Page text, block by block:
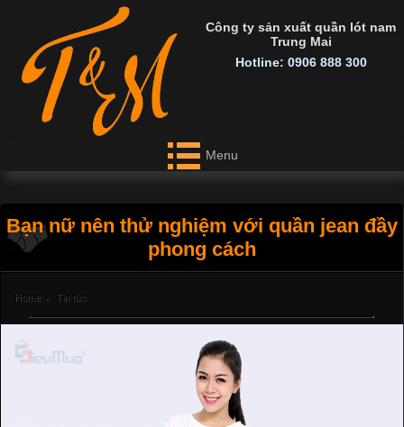
Công ty sản xuất quần lót nam
Trung Mai
Hotline: 0906 888 300
Menu
Bạn nữ nên thử nghiệm với quần jean đầy
phong cách
Home › Tin tức